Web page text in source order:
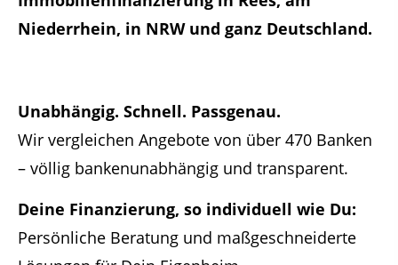
Niederrhein, in NRW und ganz Deutschland.
Unabhängig. Schnell. Passgenau.
Wir vergleichen Angebote von über 470 Banken
– völlig bankenunabhängig und transparent.
Deine Finanzierung, so individuell wie Du:
Persönliche Beratung und maßgeschneiderte